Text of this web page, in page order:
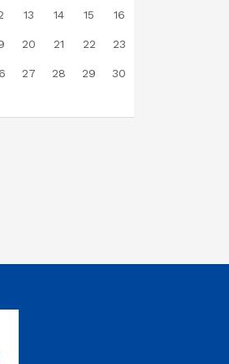
13 14 15 16
20 21 22 23
27 28 29 30